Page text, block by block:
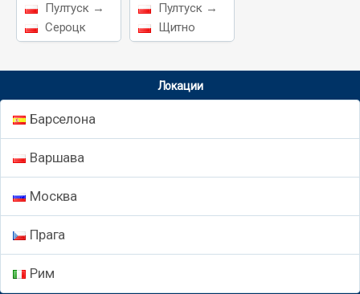
Пултуск →
Сероцк
Пултуск →
Щитно
Локации
Барселона
Варшава
Москва
Прага
Рим